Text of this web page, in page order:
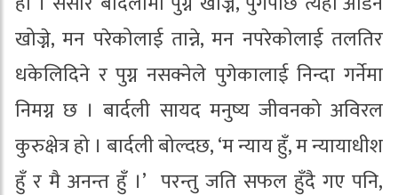
खोज्ने, मन परेकोलाई तान्ने, मन नपरेकोलाई तलतिर
धकेलिदिने र पुग्न नसक्नेले पुगेकालाई निन्दा गर्नेमा
निमग्न छ । बार्दली सायद मनुष्य जीवनको अविरल
कुरुक्षेत्र हो । बार्दली बोल्दछ, ‘म न्याय हुँ, म न्यायाधीश
हुँ र मै अनन्त हुँ ।’ परन्तु जति सफल हुँदै गए पनि,